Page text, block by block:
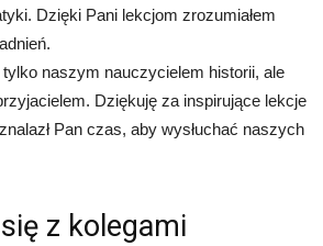
Dzięki Pani lekcjom zrozumiałem
tylko naszym nauczycielem historii, ale
Dziękuję za inspirujące lekcje
Pan czas, aby wysłuchać naszych
z kolegami